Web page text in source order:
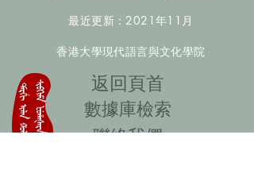
最近更新：2021年11月
香港大學現代語言與文化學院
​返回頁首
數據庫檢索
聯絡我們